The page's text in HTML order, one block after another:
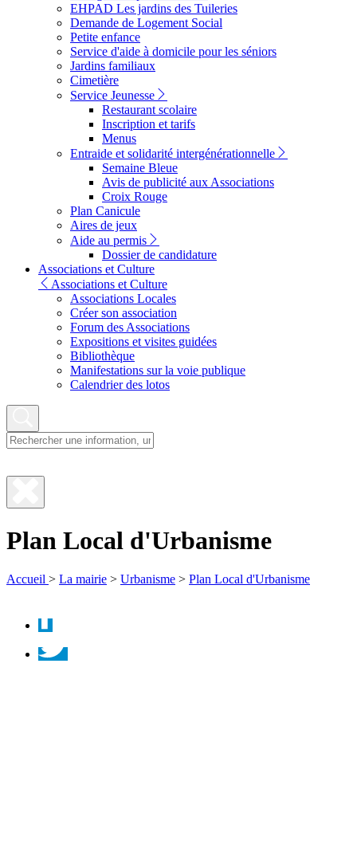
EHPAD Les jardins des Tuileries
Demande de Logement Social
Petite enfance
Service d'aide à domicile pour les séniors
Jardins familiaux
Cimetière
Service Jeunesse
Restaurant scolaire
Inscription et tarifs
Menus
Entraide et solidarité intergénérationnelle
Semaine Bleue
Avis de publicité aux Associations
Croix Rouge
Plan Canicule
Aires de jeux
Aide au permis
Dossier de candidature
Associations et Culture
Associations et Culture
Associations Locales
Créer son association
Forum des Associations
Expositions et visites guidées
Bibliothèque
Manifestations sur la voie publique
Calendrier des lotos
Fermer
recherche
Plan Local d'Urbanisme
Accueil > La mairie > Urbanisme > Plan Local d'Urbanisme